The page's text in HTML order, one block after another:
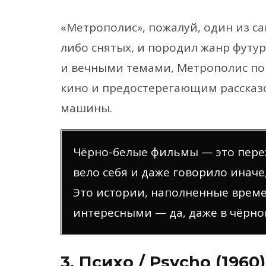
«Метрополис», пожалуй, один из
либо снятых, и породил жанр
и вечными темами, Метрополис по
кино и предостерегающим
машины.
Чёрно-белые фильмы — это
вело себя и даже говорило
Это истории, наполненные
интересными — да, даже в